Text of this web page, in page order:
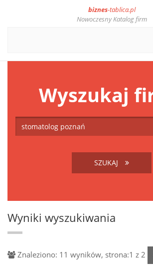
biznes-tablica.pl
Nowoczesny Katalog firm
Wyszukaj
SZUKAJ
Wyniki wyszukiwania
Znaleziono: 11 wyników, strona:1 z 2